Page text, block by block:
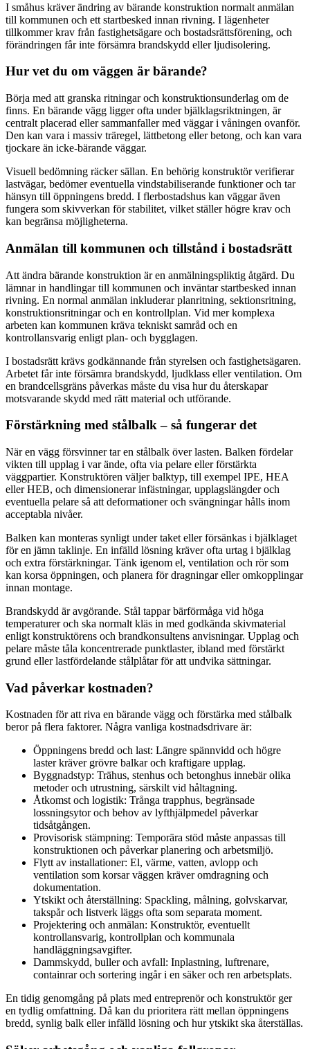
I småhus kräver ändring av bärande konstruktion normalt anmälan
till kommunen och ett startbesked innan rivning. I lägenheter
tillkommer krav från fastighetsägare och bostadsrättsförening, och
förändringen får inte försämra brandskydd eller ljudisolering.
Hur vet du om väggen är bärande?
Börja med att granska ritningar och konstruktionsunderlag om de
finns. En bärande vägg ligger ofta under bjälklagsriktningen, är
centralt placerad eller sammanfaller med väggar i våningen ovanför.
Den kan vara i massiv träregel, lättbetong eller betong, och kan vara
tjockare än icke-bärande väggar.
Visuell bedömning räcker sällan. En behörig konstruktör verifierar
lastvägar, bedömer eventuella vindstabiliserande funktioner och tar
hänsyn till öppningens bredd. I flerbostadshus kan väggar även
fungera som skivverkan för stabilitet, vilket ställer högre krav och
kan begränsa möjligheterna.
Anmälan till kommunen och tillstånd i bostadsrätt
Att ändra bärande konstruktion är en anmälningspliktig åtgärd. Du
lämnar in handlingar till kommunen och inväntar startbesked innan
rivning. En normal anmälan inkluderar planritning, sektionsritning,
konstruktionsritningar och en kontrollplan. Vid mer komplexa
arbeten kan kommunen kräva tekniskt samråd och en
kontrollansvarig enligt plan- och bygglagen.
I bostadsrätt krävs godkännande från styrelsen och fastighetsägaren.
Arbetet får inte försämra brandskydd, ljudklass eller ventilation. Om
en brandcellsgräns påverkas måste du visa hur du återskapar
motsvarande skydd med rätt material och utförande.
Förstärkning med stålbalk – så fungerar det
När en vägg försvinner tar en stålbalk över lasten. Balken fördelar
vikten till upplag i var ände, ofta via pelare eller förstärkta
väggpartier. Konstruktören väljer balktyp, till exempel IPE, HEA
eller HEB, och dimensionerar infästningar, upplagslängder och
eventuella pelare så att deformationer och svängningar hålls inom
acceptabla nivåer.
Balken kan monteras synligt under taket eller försänkas i bjälklaget
för en jämn taklinje. En infälld lösning kräver ofta urtag i bjälklag
och extra förstärkningar. Tänk igenom el, ventilation och rör som
kan korsa öppningen, och planera för dragningar eller omkopplingar
innan montage.
Brandskydd är avgörande. Stål tappar bärförmåga vid höga
temperaturer och ska normalt kläs in med godkända skivmaterial
enligt konstruktörens och brandkonsultens anvisningar. Upplag och
pelare måste tåla koncentrerade punktlaster, ibland med förstärkt
grund eller lastfördelande stålplåtar för att undvika sättningar.
Vad påverkar kostnaden?
Kostnaden för att riva en bärande vägg och förstärka med stålbalk
beror på flera faktorer. Några vanliga kostnadsdrivare är:
Öppningens bredd och last: Längre spännvidd och högre
laster kräver grövre balkar och kraftigare upplag.
Byggnadstyp: Trähus, stenhus och betonghus innebär olika
metoder och utrustning, särskilt vid håltagning.
Åtkomst och logistik: Trånga trapphus, begränsade
lossningsytor och behov av lyfthjälpmedel påverkar
tidsåtgången.
Provisorisk stämpning: Temporära stöd måste anpassas till
konstruktionen och påverkar planering och arbetsmiljö.
Flytt av installationer: El, värme, vatten, avlopp och
ventilation som korsar väggen kräver omdragning och
dokumentation.
Ytskikt och återställning: Spackling, målning, golvskarvar,
takspår och listverk läggs ofta som separata moment.
Projektering och anmälan: Konstruktör, eventuellt
kontrollansvarig, kontrollplan och kommunala
handläggningsavgifter.
Dammskydd, buller och avfall: Inplastning, luftrenare,
containrar och sortering ingår i en säker och ren arbetsplats.
En tidig genomgång på plats med entreprenör och konstruktör ger
en tydlig omfattning. Då kan du prioritera rätt mellan öppningens
bredd, synlig balk eller infälld lösning och hur ytskikt ska återställas.